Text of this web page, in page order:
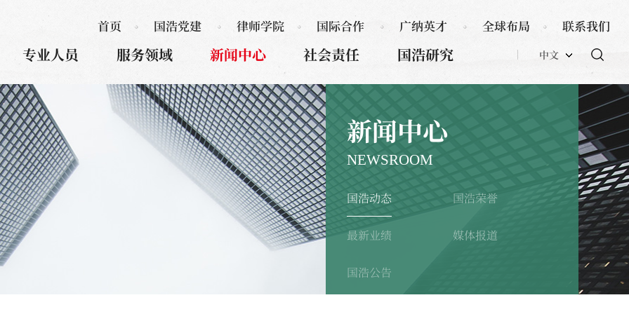
专业人员 服务领域 新闻中心 社会责任 国浩研究 中文
首页 国浩党建 律师学院 国际合作 广纳英才 全球布局 联系我们
新闻中心
NEWSROOM
国浩动态 国浩荣誉
最新业绩 媒体报道
国浩公告